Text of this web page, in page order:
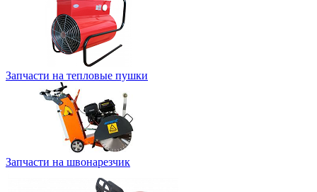
Запчасти на тепловые пушки
Запчасти на швонарезчик